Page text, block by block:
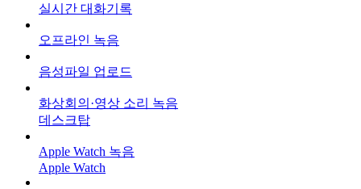
실시간 대화기록
오프라인 녹음
음성파일 업로드
화상회의·영상 소리 녹음
데스크탑
Apple Watch 녹음
Apple Watch